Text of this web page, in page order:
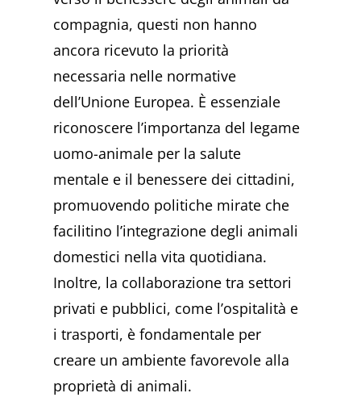
compagnia, questi non hanno
ancora ricevuto la priorità
necessaria nelle normative
dell’Unione Europea. È essenziale
riconoscere l’importanza del legame
uomo-animale per la salute
mentale e il benessere dei cittadini,
promuovendo politiche mirate che
facilitino l’integrazione degli animali
domestici nella vita quotidiana.
Inoltre, la collaborazione tra settori
privati e pubblici, come l’ospitalità e
i trasporti, è fondamentale per
creare un ambiente favorevole alla
proprietà di animali.